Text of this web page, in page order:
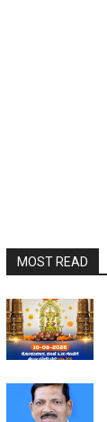
MOST READ